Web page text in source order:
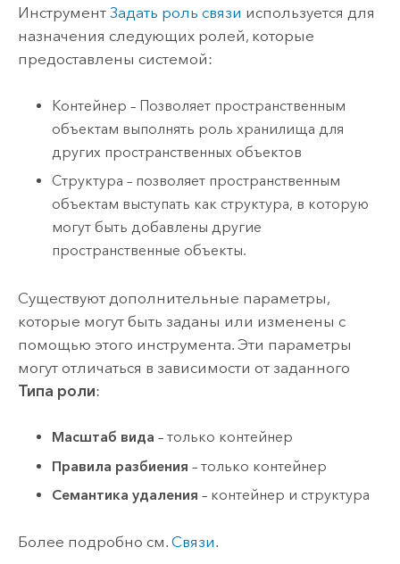
Инструмент Задать роль связи используется для
назначения следующих ролей, которые
предоставлены системой:
Контейнер – Позволяет пространственным
объектам выполнять роль хранилища для
других пространственных объектов
Структура – позволяет пространственным
объектам выступать как структура, в которую
могут быть добавлены другие
пространственные объекты.
Существуют дополнительные параметры,
которые могут быть заданы или изменены с
помощью этого инструмента. Эти параметры
могут отличаться в зависимости от заданного
Типа роли:
Масштаб вида – только контейнер
Правила разбиения – только контейнер
Семантика удаления – контейнер и структура
Более подробно см. Связи.